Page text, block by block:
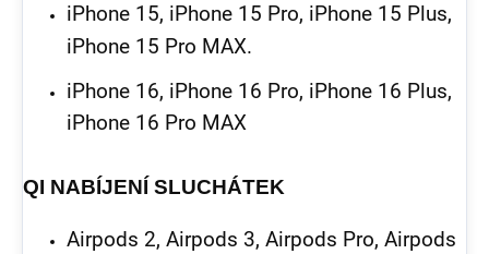
iPhone 15, iPhone 15 Pro, iPhone 15 Plus,
iPhone 15 Pro MAX.
iPhone 16, iPhone 16 Pro, iPhone 16 Plus,
iPhone 16 Pro MAX
QI NABÍJENÍ SLUCHÁTEK
Airpods 2, Airpods 3, Airpods Pro, Airpods